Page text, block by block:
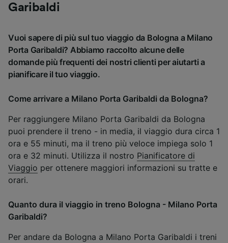
Garibaldi
Vuoi sapere di più sul tuo viaggio da Bologna a Milano
Porta Garibaldi? Abbiamo raccolto alcune delle
domande più frequenti dei nostri clienti per aiutarti a
pianificare il tuo viaggio.
Come arrivare a Milano Porta Garibaldi da Bologna?
Per raggiungere Milano Porta Garibaldi da Bologna
puoi prendere il treno - in media, il viaggio dura circa 1
ora e 55 minuti, ma il treno più veloce impiega solo 1
ora e 32 minuti. Utilizza il nostro Pianificatore di
Viaggio per ottenere maggiori informazioni su tratte e
orari.
Quanto dura il viaggio in treno Bologna - Milano Porta
Garibaldi?
Per andare da Bologna a Milano Porta Garibaldi i treni